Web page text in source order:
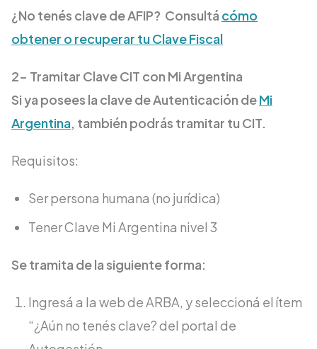
¿No tenés clave de AFIP? Consultá cómo
obtener o recuperar tu Clave Fiscal
2- Tramitar Clave CIT con Mi Argentina
Si ya posees la clave de Autenticación deMi
Argentina, también podrás tramitar tu CIT.
Requisitos:
Ser persona humana (no jurídica)
Tener Clave Mi Argentina nivel 3
Se tramita de la siguiente forma:
Ingresá a la web de ARBA, y seleccioná el ítem
“¿Aún no tenés clave? del portal de